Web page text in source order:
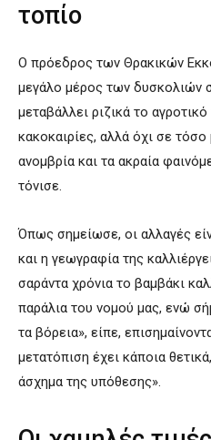
τοπίο
Ο πρόεδρος των Θρακικών
μεγάλο μέρος των δυσκολιών
μεταβάλλει ριζικά το
κακοκαιρίες, αλλά όχι σε
ανομβρία και τα ακραία
τόνισε.
Όπως σημείωσε, οι αλλαγές
και η γεωγραφία της
σαράντα χρόνια το βαμβάκι
παράλια του νομού μας, ενώ
τα βόρεια», είπε,
μετατόπιση έχει κάποια
άσχημα της υπόθεσης».